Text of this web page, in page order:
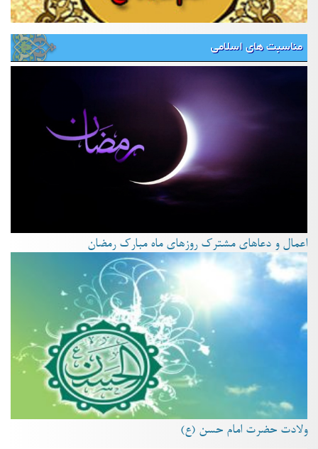
مناسبت های اسلامی
اعمال و دعاهای مشترک روزهای ماه مبارک رمضان
ولادت حضرت امام حسن (ع)